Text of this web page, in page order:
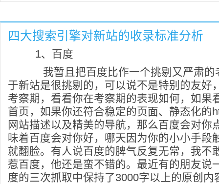
四大搜索引擎对新站的收录标准分析
1、百度
我暂且把百度比作一个挑剔又严肃的
于新站是很挑剔的，可以说不是特别的友好
考察期，看看你在考察期的表现如何，如果
首页，如果你还符合稳定的页面、静态化的
网站描述以及精美的导航，那么百度会对你
味着百度会对你好，哪天因为你的小小手段
就翻脸。有人说百度的脾气反复无常，我不
惹百度，他还是蛮不错的。最近有的朋友说
度的三次抓取中保持了3000字以上的原创内